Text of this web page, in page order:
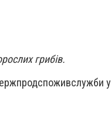
грибів.
у